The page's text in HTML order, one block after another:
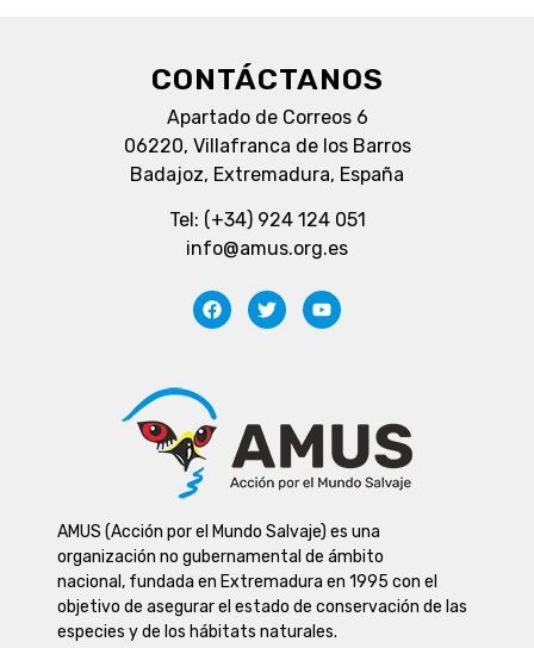
AMUS (Acción por el Mundo Salvaje) es una
organización no gubernamental de ámbito
nacional, fundada en Extremadura en 1995 con el
objetivo de asegurar el estado de conservación de las
especies y de los hábitats naturales.
CONTÁCTANOS
Apartado de Correos 6
06220, Villafranca de los Barros
Badajoz, Extremadura, España
Tel: (+34) 924 124 051
info@amus.org.es